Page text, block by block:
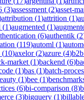
(3)assessment (2)asset-
attribution (1)attrition (1)
(1)augmented (1)
(6)authentik (2
(119)automl (1)
(10)axelor(2)azure (4)b2b
market (1)backend (6)
(1)bas (1)batch-
(1)bee (1)
(6)bi-comparison (8)
(3)bigquery (1)